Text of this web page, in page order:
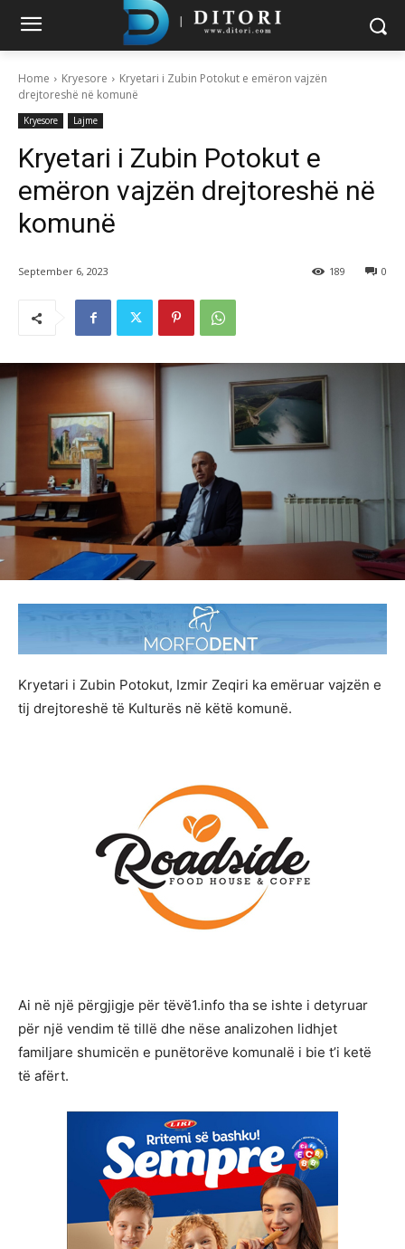
Home Kryesore
Kryetari i Zubin Potokut e emëron vajzën
drejtoreshë në komunë
Kryesore Lajme
Kryetari i Zubin Potokut e
emëron vajzën drejtoreshë në
komunë
September 6, 2023 0
189
Kryetari i Zubin Potokut, Izmir Zeqiri ka emëruar vajzën e
tij drejtoreshë të Kulturës në këtë komunë.
Ai në një përgjigje për tëvë1.info tha se ishte i detyruar
për një vendim të tillë dhe nëse analizohen lidhjet
familjare shumicën e punëtorëve komunalë i bie t’i ketë
të afërt.